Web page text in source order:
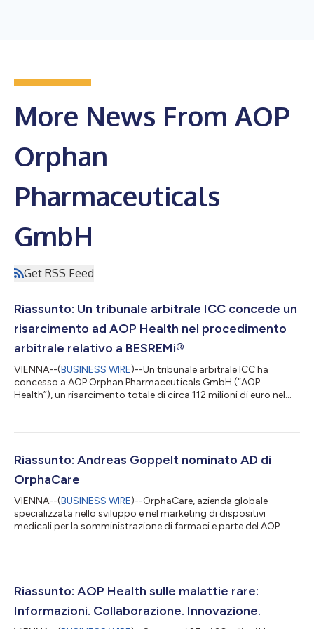
More News From AOP
Orphan
Pharmaceuticals
GmbH
Get RSS Feed
Riassunto: Un tribunale arbitrale ICC concede un
risarcimento ad AOP Health nel procedimento
arbitrale relativo a BESREMi®
VIENNA--(BUSINESS WIRE)--Un tribunale arbitrale ICC ha
concesso a AOP Orphan Pharmaceuticals GmbH (“AOP
Health”), un risarcimento totale di circa 112 milioni di euro nel
alfa-2b). Il risarcimento quantifica le rivendicazioni dei danni di
PharmaEssentia a circa 82 milioni di euro. Il tribunale inoltre
ordina il pagamento a AOP Health di ci...
Riassunto: Andreas Goppelt nominato AD di
OrphaCare
VIENNA--(BUSINESS WIRE)--OrphaCare, azienda globale
specializzata nello sviluppo e nel marketing di dispositivi
medicali per la somministrazione di farmaci e parte del AOP
questo ruolo, il veterano esperto di dispositivi medicali si
società e sulla guida della prossima fase di crescita dell'azienda.
Riassunto: AOP Health sulle malattie rare:
Informazioni. Collaborazione. Innovazione.